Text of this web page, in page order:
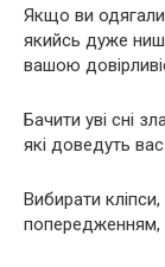
Якщо ви
якийсь дуже
вашою
Бачити уві сні
які доведуть
Вибирати
попередженням,